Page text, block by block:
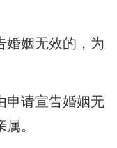
姻无效的，为
请宣告婚姻无
。